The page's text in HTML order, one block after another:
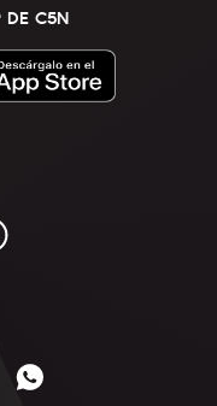
DE C5N